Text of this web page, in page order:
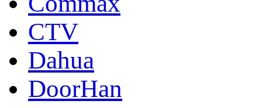
CTV
Dahua
DoorНan